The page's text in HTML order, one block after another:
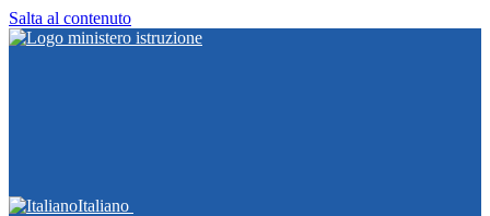
Salta al contenuto
Italiano